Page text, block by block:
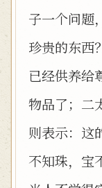
子一个问题
珍贵的东西
已经供养给
物品了；二
则表示：这
不知珠，宝